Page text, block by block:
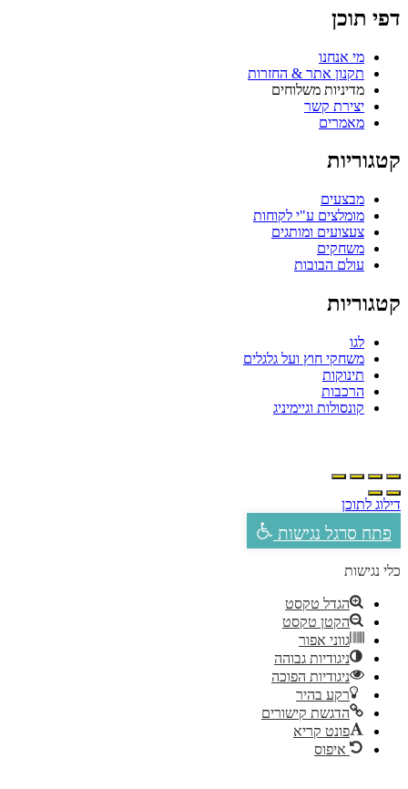
תוכן
מי אנחנו
תקנון אתר & החזרות
מדיניות משלוחים
יצירת קשר
מאמרים
מבצעים
מומלצים ע"י לקוחות
צעצועים ומותגים
משחקים
עולם הבובות
לגו
משחקי חוץ ועל גלגלים
תינוקות
הרכבות
קונסולות וגיימיניג
לתוכן
פתח סרגל נגישות
נגישות
הגדל טקסט
הקטן טקסט
גווני אפור
ניגודיות גבוהה
ניגודיות הפוכה
רקע בהיר
הדגשת קישורים
פונט קריא
איפוס